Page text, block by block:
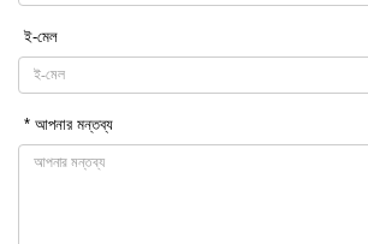
ই-মেল
* আপনার মন্তব্য